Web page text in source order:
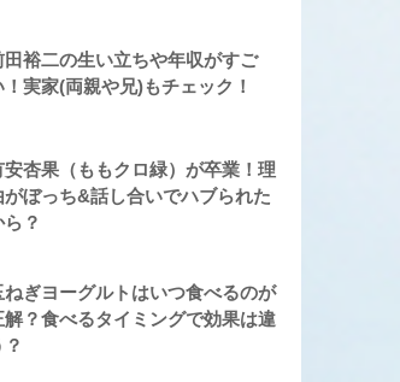
田裕二の生い立ちや年収がすご
！実家(両親や兄)もチェック！
安杏果（ももクロ緑）が卒業！理
がぼっち&話し合いでハブられた
ら？
ねぎヨーグルトはいつ食べるのが
解？食べるタイミングで効果は違
？